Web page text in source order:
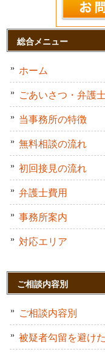
総合メニュー
ホーム
ごあいさつ・弁護
当事務所の特徴
無料相談の流れ
初回接見の流れ
弁護士費用
事務所案内
対応エリア
ご相談内容別
ご相談内容別
被疑者勾留を避け